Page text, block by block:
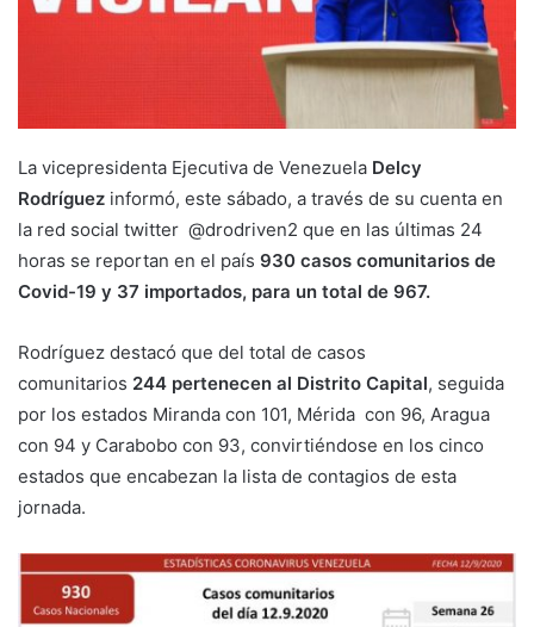
La vicepresidenta Ejecutiva de Venezuela Delcy
Rodríguez informó, este sábado, a través de su cuenta en
la red social twitter @drodriven2 que en las últimas 24
horas se reportan en el país 930 casos comunitarios de
Covid-19 y 37 importados, para un total de 967.
Rodríguez destacó que del total de casos
comunitarios 244 pertenecen al Distrito Capital, seguida
por los estados Miranda con 101, Mérida con 96, Aragua
con 94 y Carabobo con 93, convirtiéndose en los cinco
estados que encabezan la lista de contagios de esta
jornada.